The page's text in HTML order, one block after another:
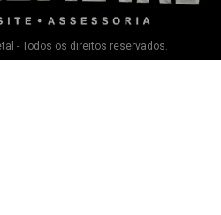
- Todos os direitos reservados.